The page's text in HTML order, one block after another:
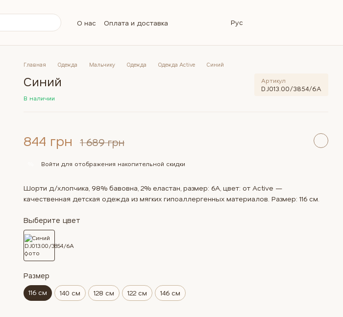
О нас
Оплата и доставка
Контактная информация
Магазин
Вопросы и ответы
Рус
Главная Одежда Мальчику Одежда Одежда Active Синий
Синий Артикул
D.J013.00/3854/6A
В наличии
844 грн 1 689 грн
Войти для отображения накопительной скидки
Шорти д/хлопчика, 98% бавовна, 2% еластан, размер: 6A, цвет: от Active —
качественная детская одежда из мягких гипоаллергенных материалов. Размер: 116 см.
Выберите цвет
Размер
116 см 140 см 128 см 122 см 146 см